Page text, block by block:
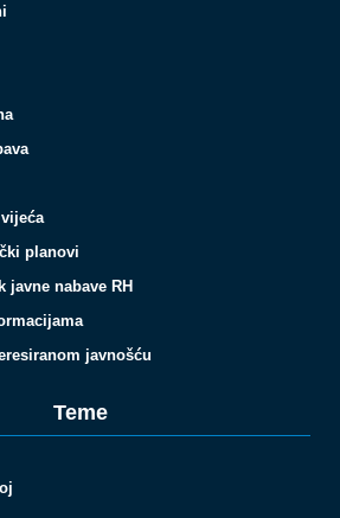
planovi
nabave RH
javnošću
Teme